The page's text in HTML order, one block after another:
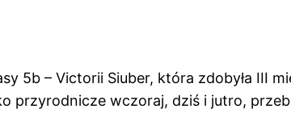
5b – Victorii Siuber, która zdobyła III
przyrodnicze wczoraj, dziś i jutro,